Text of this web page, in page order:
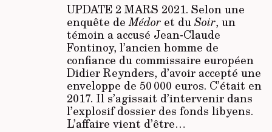
UPDATE 2 MARS 2021. Selon une
enquête deMédoret duSoir, un
témoin a accusé Jean-Claude
Fontinoy, l’ancien homme de
confiance du commissaire européen
Didier Reynders, d’avoir accepté une
enveloppe de 50 000 euros. C’était en
2017. Il s’agissait d’intervenir dans
l’explosif dossier des fonds libyens.
L’affaire vient d’être…